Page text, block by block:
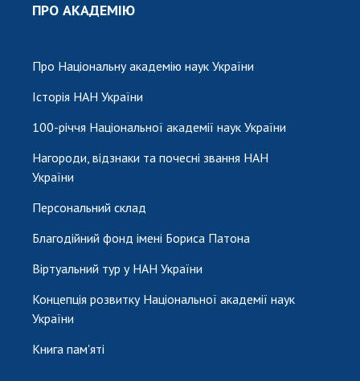
ПРО АКАДЕМІЮ
Про Національну академію наук України
Історія НАН України
100-річчя Національної академії наук України
Нагороди, відзнаки та почесні звання НАН
України
Персональний склад
Благодійний фонд імені Бориса Патона
Віртуальний тур у НАН України
Концепція розвитку Національної академії наук
України
Книга пам'яті